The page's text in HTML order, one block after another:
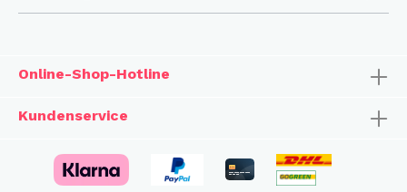
Online-Shop-Hotline
Kundenservice